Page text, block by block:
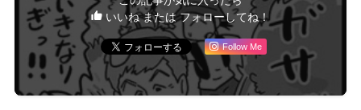
いいね または フォローしてね！
Follow Me